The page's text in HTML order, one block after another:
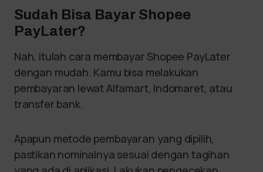
Sudah Bisa Bayar Shopee
PayLater?
Nah, itulah cara membayar Shopee PayLater
dengan mudah. Kamu bisa melakukan
pembayaran lewat Alfamart, Indomaret, atau
transfer bank.
Apapun metode pembayaran yang dipilih,
pastikan nominalnya sesuai dengan tagihan